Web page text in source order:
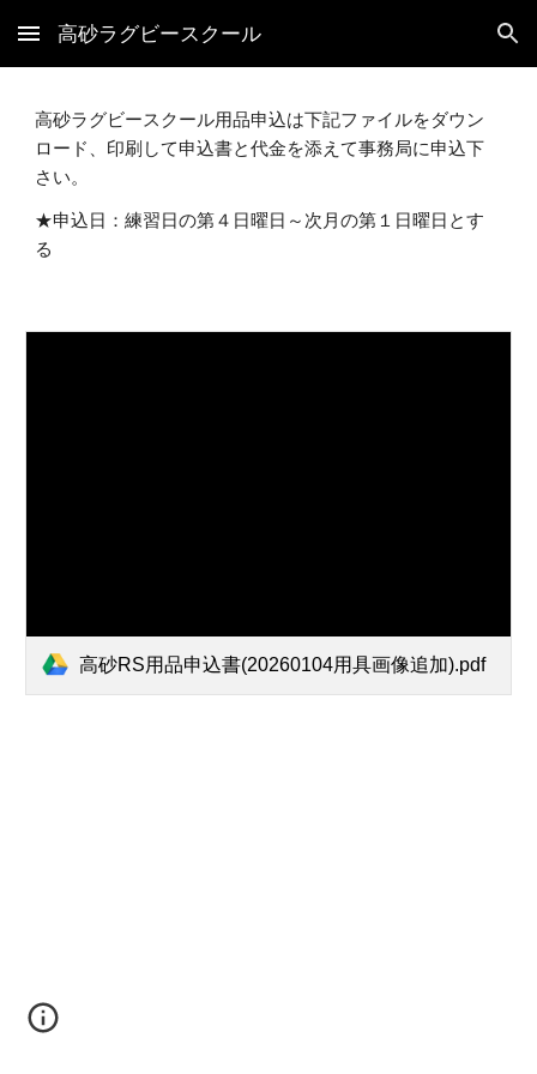
Skip to main content Skip to navigation
高砂ラグビースクール
高砂ラグビースクール用品申込は下記ファイルをダウン
ロード、印刷して申込書と代金を添えて事務局に申込下
さい。
★申込日：練習日の第４日曜日～次月の第１日曜日とす
る
高砂RS用品申込書(20260104用具画像追加).pdf